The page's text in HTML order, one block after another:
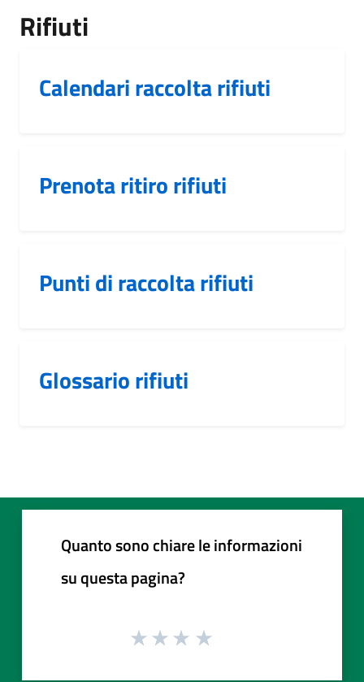
Rifiuti
Calendari raccolta rifiuti
Prenota ritiro rifiuti
Punti di raccolta rifiuti
Glossario rifiuti
Quanto sono chiare le informazioni
su questa pagina?